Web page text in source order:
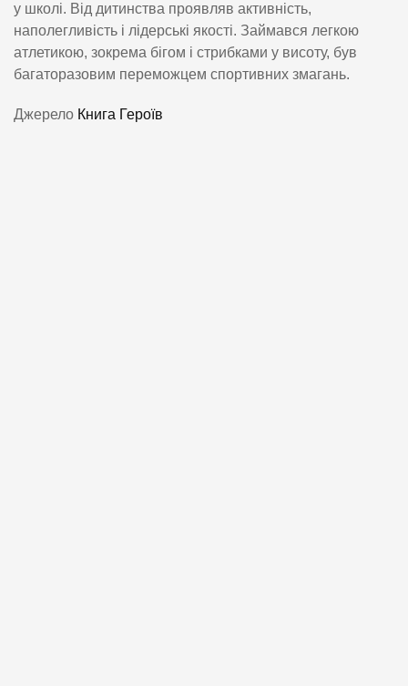
у школі. Від дитинства проявляв активність,
наполегливість і лідерські якості. Займався легкою
атлетикою, зокрема бігом і стрибками у висоту, був
багаторазовим переможцем спортивних змагань.
Джерело Книга Героїв